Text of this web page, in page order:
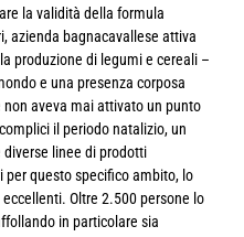
la validità della formula
azienda bagnacavallese attiva
produzione di legumi e cereali –
e una presenza corposa
aveva mai attivato un punto
il periodo natalizio, un
diverse linee di prodotti
questo specifico ambito, lo
Oltre 2.500 persone lo
in particolare sia